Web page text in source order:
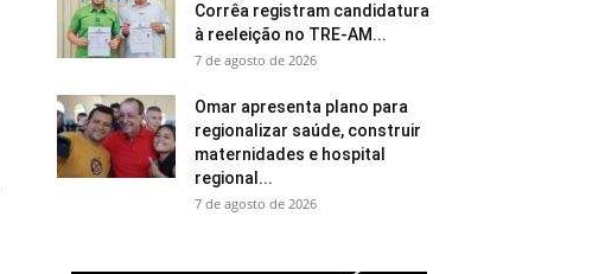
Corrêa registram candidatura
à reeleição no TRE-AM...
7 de agosto de 2026
Omar apresenta plano para
regionalizar saúde, construir
maternidades e hospital
regional...
7 de agosto de 2026